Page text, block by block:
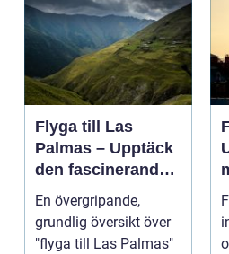
Flyga till Las
Palmas – Upptäck
den fascinerande
ögruppen
En övergripande,
grundlig översikt över
"flyga till Las Palmas"